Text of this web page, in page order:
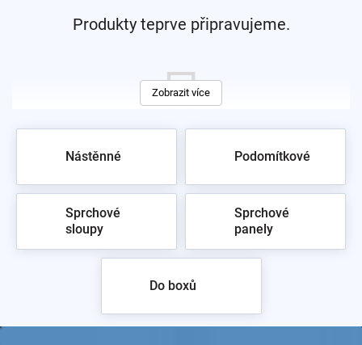
Produkty teprve připravujeme.
Zobrazit více
Nástěnné Podomítkové
Sprchové
sloupy
Sprchové
panely
Do boxů
Z